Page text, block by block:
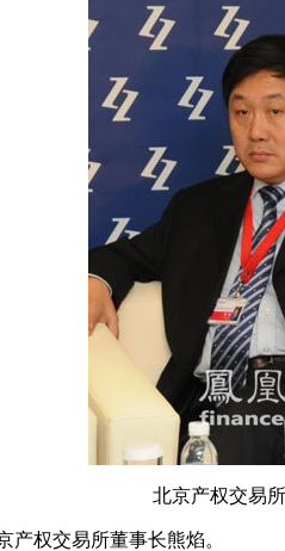
北京产权交易
产权交易所董事长熊焰。